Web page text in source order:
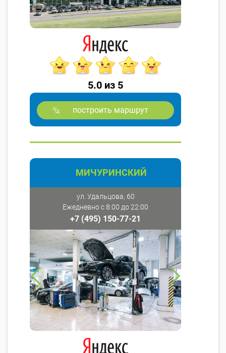
5.0 из 5
построить маршрут
МИЧУРИНСКИЙ
ул. Удальцова, 60
Ежедневно с 8:00 до 22:00
+7 (495) 150-77-21